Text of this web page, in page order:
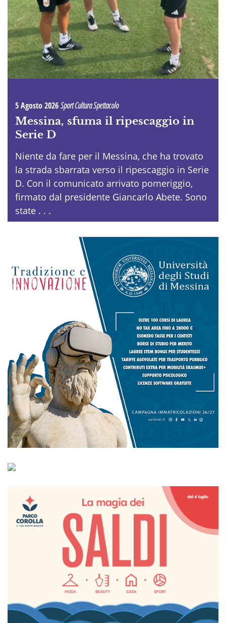
5 Agosto 2026Sport Cultura Spettacolo
Messina, sfuma il ripescaggio in
Serie D
Niente da fare per il Messina, che ha trovato
la strada sbarrata verso il ripescaggio in Serie
D. Con il comunicato arrivato pomeriggio,
firmato dal presidente Giancarlo Abete. Sono
state . . .